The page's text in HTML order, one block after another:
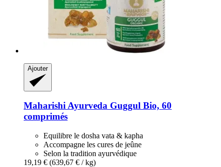
Ajouter
Maharishi Ayurveda Guggul Bio, 60
comprimés
Equilibre le dosha vata & kapha
Accompagne les cures de jeûne
Selon la tradition ayurvédique
19,19 € (639,67 € / kg)